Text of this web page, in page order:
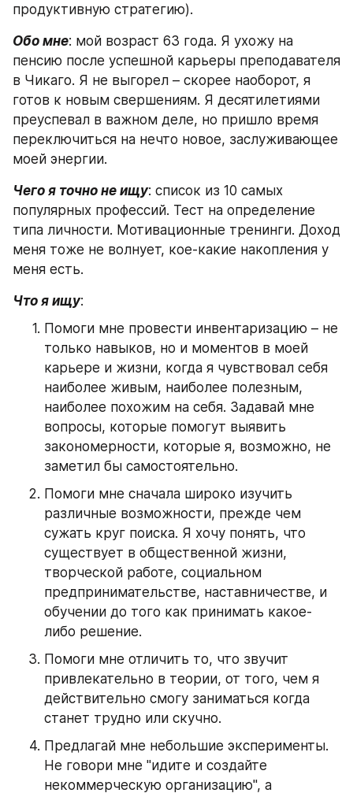
продуктивную стратегию).
Обо мне: мой возраст 63 года. Я ухожу на
пенсию после успешной карьеры преподавателя
в Чикаго. Я не выгорел – скорее наоборот, я
готов к новым свершениям. Я десятилетиями
преуспевал в важном деле, но пришло время
переключиться на нечто новое, заслуживающее
моей энергии.
Чего я точно не ищу: список из 10 самых
популярных профессий. Тест на определение
типа личности. Мотивационные тренинги. Доход
меня тоже не волнует, кое-какие накопления у
меня есть.
Что я ищу:
Помоги мне провести инвентаризацию – не
только навыков, но и моментов в моей
карьере и жизни, когда я чувствовал себя
наиболее живым, наиболее полезным,
наиболее похожим на себя. Задавай мне
вопросы, которые помогут выявить
закономерности, которые я, возможно, не
заметил бы самостоятельно.
Помоги мне сначала широко изучить
различные возможности, прежде чем
сужать круг поиска. Я хочу понять, что
существует в общественной жизни,
творческой работе, социальном
предпринимательстве, наставничестве, и
обучении до того как принимать какое-
либо решение.
Помоги мне отличить то, что звучит
привлекательно в теории, от того, чем я
действительно смогу заниматься когда
станет трудно или скучно.
Предлагай мне небольшие эксперименты.
Не говори мне "идите и создайте
некоммерческую организацию", а